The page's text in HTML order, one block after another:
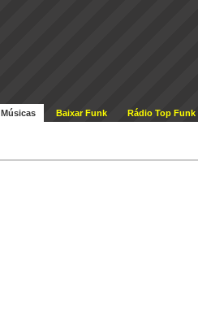
Músicas Baixar Funk Rádio Top Funk